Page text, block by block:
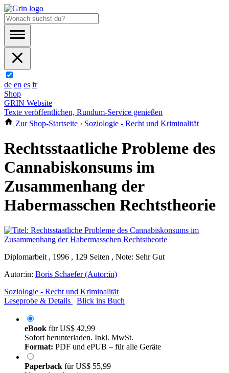
de en es fr
Shop
GRIN Website
Texte veröffentlichen, Rundum-Service genießen
Zur Shop-Startseite › Soziologie - Recht und Kriminalität
Rechtsstaatliche Probleme des
Cannabiskonsums im
Zusammenhang der
Habermasschen Rechtstheorie
Diplomarbeit , 1996 , 129 Seiten , Note: Sehr Gut
Autor:in: Boris Schaefer (Autor:in)
Soziologie - Recht und Kriminalität
Leseprobe & Details
Blick ins Buch
eBook fürUS$ 42,99
Sofort herunterladen. Inkl. MwSt.
Format: PDF und ePUB – für alle Geräte
Paperback fürUS$ 55,99